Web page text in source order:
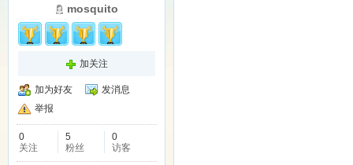
mosquito
加关注
加为好友
发消息
举报
0
关注
5
粉丝
0
访客